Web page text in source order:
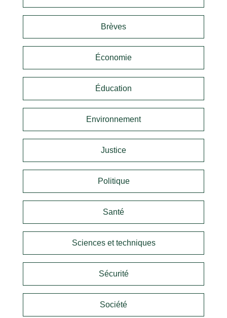
Brèves
Économie
Éducation
Environnement
Justice
Politique
Santé
Sciences et techniques
Sécurité
Société